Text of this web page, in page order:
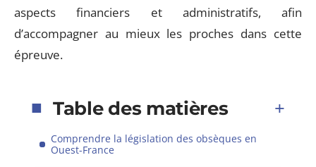
aspects financiers et administratifs, afin
d’accompagner au mieux les proches dans cette
épreuve.
Table des matières
Comprendre la législation des obsèques en
Ouest-France